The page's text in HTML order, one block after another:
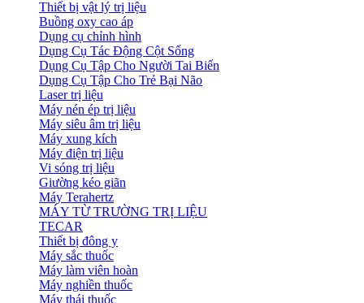
Thiết bị vật lý trị liệu
Buồng oxy cao áp
Dụng cụ chỉnh hình
Dụng Cụ Tác Động Cột Sống
Dụng Cụ Tập Cho Người Tai Biến
Dụng Cụ Tập Cho Trẻ Bại Não
Laser trị liệu
Máy nén ép trị liệu
Máy siêu âm trị liệu
Máy xung kích
Máy điện trị liệu
Vi sóng trị liệu
Giường kéo giãn
Máy Terahertz
MÁY TỪ TRƯỜNG TRỊ LIỆU
TECAR
Thiết bị đông y
Máy sắc thuốc
Máy làm viên hoàn
Máy nghiền thuốc
Máy thái thuốc